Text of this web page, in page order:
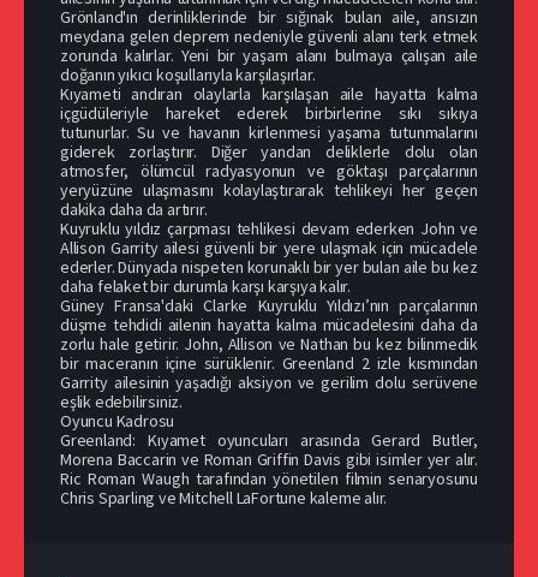
Grönland'ın derinliklerinde bir sığınak bulan aile, ansızın
meydana gelen deprem nedeniyle güvenli alanı terk etmek
zorunda kalırlar. Yeni bir yaşam alanı bulmaya çalışan aile
doğanın yıkıcı koşullarıyla karşılaşırlar.
Kıyameti andıran olaylarla karşılaşan aile hayatta kalma
içgüdüleriyle hareket ederek birbirlerine sıkı sıkıya
tutunurlar. Su ve havanın kirlenmesi yaşama tutunmalarını
giderek zorlaştırır. Diğer yandan deliklerle dolu olan
atmosfer, ölümcül radyasyonun ve göktaşı parçalarının
yeryüzüne ulaşmasını kolaylaştırarak tehlikeyi her geçen
dakika daha da artırır.
Kuyruklu yıldız çarpması tehlikesi devam ederken John ve
Allison Garrity ailesi güvenli bir yere ulaşmak için mücadele
ederler. Dünyada nispeten korunaklı bir yer bulan aile bu kez
daha felaket bir durumla karşı karşıya kalır.
Güney Fransa'daki Clarke Kuyruklu Yıldızı’nın parçalarının
düşme tehdidi ailenin hayatta kalma mücadelesini daha da
zorlu hale getirir. John, Allison ve Nathan bu kez bilinmedik
bir maceranın içine sürüklenir. Greenland 2 izle kısmından
Garrity ailesinin yaşadığı aksiyon ve gerilim dolu serüvene
eşlik edebilirsiniz.
Oyuncu Kadrosu
Greenland: Kıyamet oyuncuları arasında Gerard Butler,
Morena Baccarin ve Roman Griffin Davis gibi isimler yer alır.
Ric Roman Waugh tarafından yönetilen filmin senaryosunu
Chris Sparling ve Mitchell LaFortune kaleme alır.